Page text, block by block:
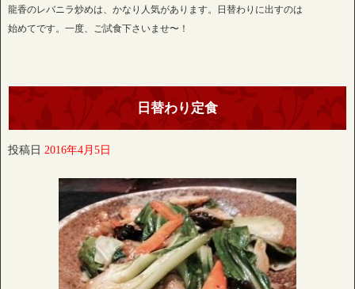
龍香のレバニラ炒めは、かなり人気があります。日替わりに出すのは
始めてです。一度、ご試食下さいませ〜！
日替わり定食
投稿日 2016年4月5日